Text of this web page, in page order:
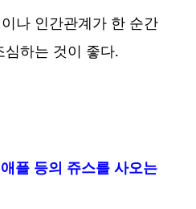
나 인간관계가 한 순간
하는 것이 좋다.
플 등의 쥬스를 사오는